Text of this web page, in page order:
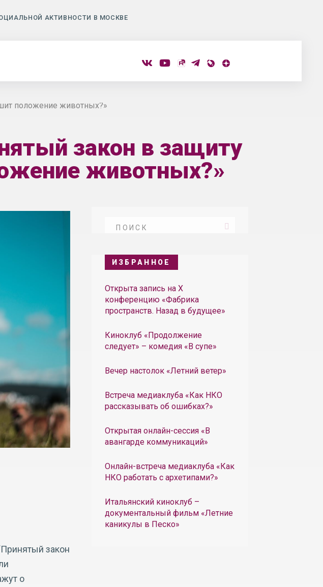
АКТИВНОСТИ В МОСКВЕ
положение животных?»
закон в защиту
животных?»
закон
о
ИЗБРАННОЕ
Открыта запись на X
конференцию «Фабрика
пространств. Назад в будущее»
Киноклуб «Продолжение
следует» – комедия «В супе»
Вечер настолок «Летний ветер»
Встреча медиаклуба «Как НКО
рассказывать об ошибках?»
Открытая онлайн-сессия «В
авангарде коммуникаций»
Онлайн-встреча медиаклуба «Как
НКО работать с архетипами?»
Итальянский киноклуб –
документальный фильм «Летние
каникулы в Песко»